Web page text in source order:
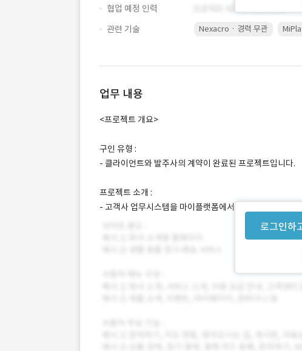
협업 예정 인력
관련 기술
Nexacro · 경력 무관
업무 내용
로그인하
<프로젝트 개요>
구인 유형 :
- 클라이언트와 발주사의 계약이 완료된 프로젝트입니다.
프로젝트 소개 :
- 고객사 업무시스템을 마이플랫폼에서 넥사크로로 변경